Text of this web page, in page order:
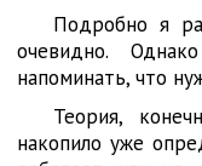
Подробно я
очевидно.
напоминать, что
Теория,
накопило уже